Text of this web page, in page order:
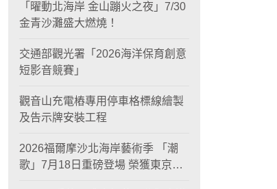
「曜動北海岸 金山蹦火之夜」7/30
金青沙灘盛大燃燒！
交通部觀光署「2026海洋保育創意
短影音競賽」
觀音山充電樁專用停車格標線繪製
及告示牌安裝工程
2026福爾摩沙北海岸藝術季 「潮
歌」7月18日重磅登場 榮獲東京設